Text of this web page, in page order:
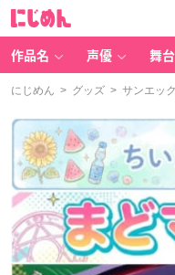
作品名 声優 舞
にじめん > グッズ > サンエッ